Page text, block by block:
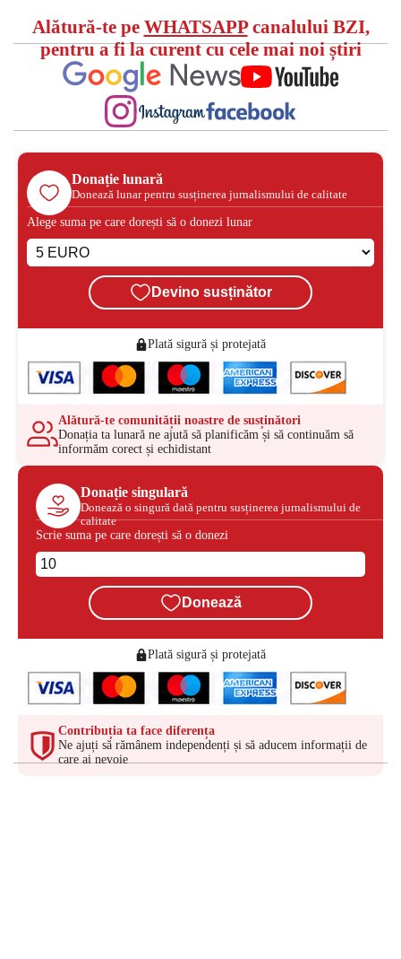
Alătură-te pe WHATSAPPcanalului BZI,
pentru a fi la curent cu cele mai noi știri
Donație lunară
Donează lunar pentru susținerea jurnalismului de calitate
Alege suma pe care dorești să o donezi lunar
Devino susținător
Plată sigură și protejată
Alătură-te comunității noastre de susținători
Donația ta lunară ne ajută să planificăm și să continuăm să
informăm corect și echidistant
Donație singulară
Donează o singură dată pentru susținerea jurnalismului de
calitate
Scrie suma pe care dorești să o donezi
Donează
Plată sigură și protejată
Contribuția ta face diferența
Ne ajuți să rămânem independenți și să aducem informații de
care ai nevoie